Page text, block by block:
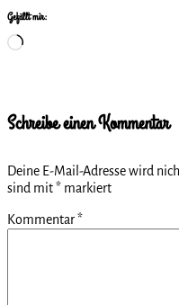
Gefällt mir:
Wird
Schreibe einen Kommentar
Deine E-Mail-Adresse wird
sind mit* markiert
Kommentar*